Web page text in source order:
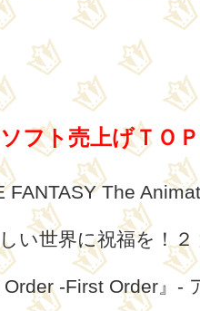
フト売上げＴＯ
FANTASY The
い世界に祝福を！２
-First Order』-